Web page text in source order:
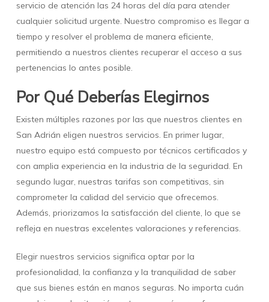
servicio de atención las 24 horas del día para atender
cualquier solicitud urgente. Nuestro compromiso es llegar a
tiempo y resolver el problema de manera eficiente,
permitiendo a nuestros clientes recuperar el acceso a sus
pertenencias lo antes posible.
Por Qué Deberías Elegirnos
Existen múltiples razones por las que nuestros clientes en
San Adrián eligen nuestros servicios. En primer lugar,
nuestro equipo está compuesto por técnicos certificados y
con amplia experiencia en la industria de la seguridad. En
segundo lugar, nuestras tarifas son competitivas, sin
comprometer la calidad del servicio que ofrecemos.
Además, priorizamos la satisfacción del cliente, lo que se
refleja en nuestras excelentes valoraciones y referencias.
Elegir nuestros servicios significa optar por la
profesionalidad, la confianza y la tranquilidad de saber
que sus bienes están en manos seguras. No importa cuán